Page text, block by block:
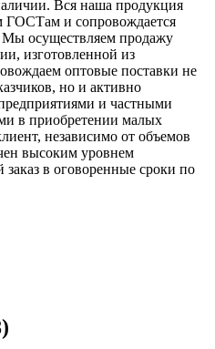
Вся наша продукция
ГОСТам и сопровождается
осуществляем продажу
изготовленной из
оптовые поставки не
но и активно
и частными
в приобретении малых
независимо от объемов
высоким уровнем
в оговоренные сроки по